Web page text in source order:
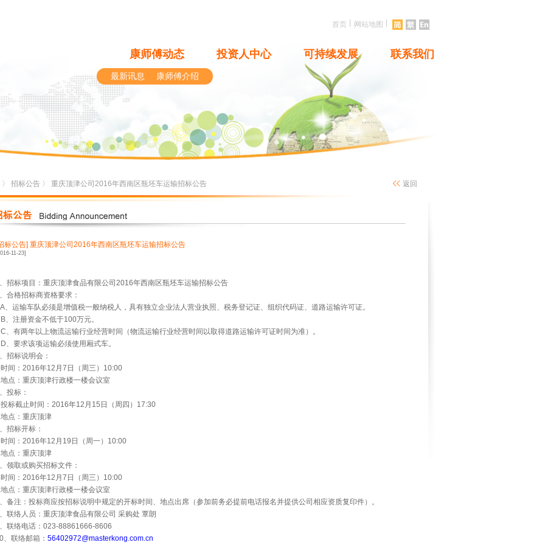
首页 网站地图
康师傅动态 投资人中心 可持续发展 联系我们
最新讯息 康师傅介绍
〉 招标公告 〉 重庆顶津公司2016年西南区瓶坯车运输招标公告 返回
标公告] 重庆顶津公司2016年西南区瓶坯车运输招标公告
11-23]
、招标项目：重庆顶津食品有限公司 2016年西南区瓶坯车运输招标公告
、合格招标商资格要求：
、运输车队必须是增值税一般纳税人，具有独立企业法人营业执照、税务登记证、组织代码证、道路运输许可证。
、注册资金不低于100万元。
、有两年以上物流运输行业经营时间（物流运输行业经营时间以取得道路运输许可证时间为准）。
、要求该项运输必须使用厢式车。
、招标说明会：
时间： 2016年12 月 7 日（周三） 10:00
地点：重庆顶津行政楼一楼会议室
、投标：
投标截止时间： 2016年12 月 15 日（周四） 17:30
地点：重庆顶津
、招标开标：
时间： 2016年12 月 19 日（周一） 10:00
地点：重庆顶津
、领取或购买招标文件：
时间： 2016年12 月 7 日（周三） 10:00
地点：重庆顶津行政楼一楼会议室
、备注：投标商应按招标说明中规定的开标时间、地点出席（参加前务必提前电话报名并提供公司相应资质复印件）。
、联络人员：重庆顶津食品有限公司 采购处 覃朗
、联络电话： 023-88861666-8606
、联络邮箱： 56402972@masterkong.com.cn